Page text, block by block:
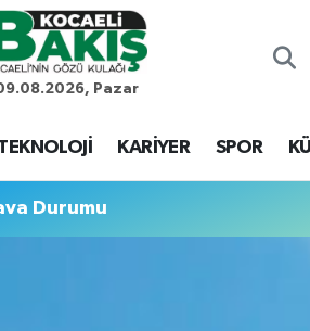
Pazar
KARİYER SPOR
Durumu
Eczaneler